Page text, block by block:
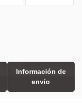
Información de
envío